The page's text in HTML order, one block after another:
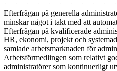
Efterfrågan på generella
minskar något i takt med att
Efterfrågan på kvalificerade
HR, ekonomi, projekt och
samlade arbetsmarknaden för
Arbetsförmedlingen som relativt
administratörer som kontinuerligt